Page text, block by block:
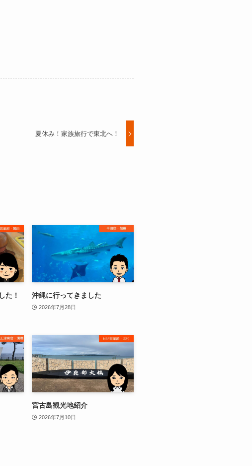
夏休み！家族旅行で東北へ！
た！ 沖縄に行ってきました
2026年7月28日
宮古島観光地紹介
2026年7月10日